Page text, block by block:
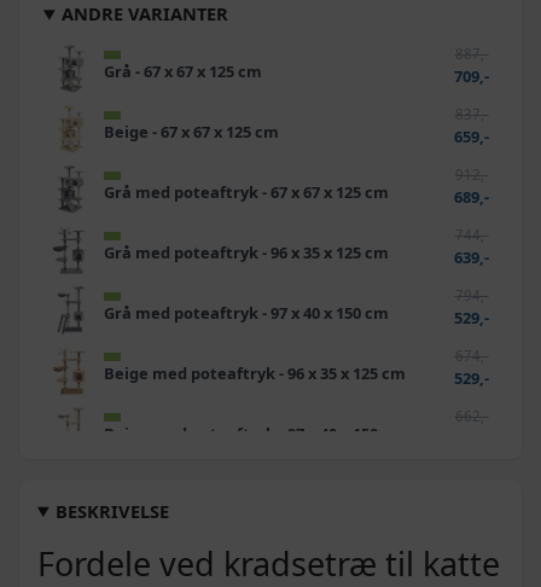
BESKRIVELSE
Fordele ved kradsetræ til katte
ANDRE VARIANTER
Grå - 67 x 67 x 125 cm
887,-
709,-
Beige - 67 x 67 x 125 cm
837,-
659,-
Grå med poteaftryk - 67 x 67 x 125 cm
912,-
689,-
Grå med poteaftryk - 96 x 35 x 125 cm
744,-
639,-
Grå med poteaftryk - 97 x 40 x 150 cm
794,-
529,-
Beige med poteaftryk - 96 x 35 x 125 cm
674,-
529,-
Beige med poteaftryk - 97 x 40 x 150 cm
662,-
Beige - 97 x 40 x 150 cm 579,-